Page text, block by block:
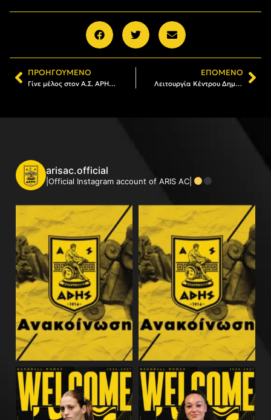
ΠΡΟΗΓΟΎΜΕΝΟ
Γίνε μέλος στον Α.Σ. ΑΡΗΣ: Το πρόγραμμα εγγραφών και ανανεώσεων (23/05-28/05)
ΕΠΌΜΕΝΟ
Λειτουργία Κέντρου Δημιουργικής Απασχόλησης Παιδιών στους χώρους του Α.Σ. ΑΡΗΣ
arisac.official
|Official Instagram account of ARIS AC|